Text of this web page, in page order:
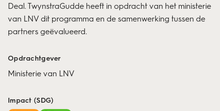
Deal. TwynstraGudde heeft in opdracht van het ministerie
van LNV dit programma en de samenwerking tussen de
partners geëvalueerd.
Opdrachtgever
Ministerie van LNV
Impact (SDG)